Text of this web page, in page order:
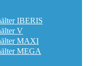
IBERIS
V
MAXI
MEGA